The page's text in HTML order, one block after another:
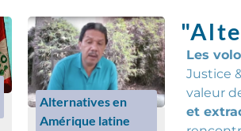
Alternatives en
Amérique latine
Les
Justice
valeur
et